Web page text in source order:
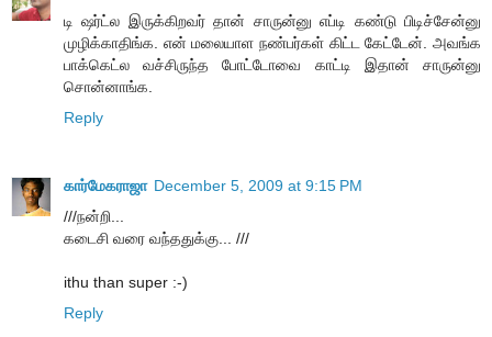
டி ஷர்ட்ல இருக்கிறவர் தான் சாருன்னு எப்டி கண்டு பிடிச்சேன்னு
முழிக்காதிங்க. என் மலையாள நண்பர்கள் கிட்ட கேட்டேன். அவங்க
பாக்கெட்ல வச்சிருந்த போட்டோவை காட்டி இதான் சாருன்னு
சொன்னாங்க.
Reply
கார்மேகராஜா December 5, 2009 at 9:15 PM
///நன்றி...
கடைசி வரை வந்ததுக்கு... ///
ithu than super :-)
Reply